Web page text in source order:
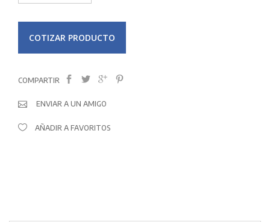
COTIZAR PRODUCTO
COMPARTIR
ENVIAR A UN AMIGO
AÑADIR A FAVORITOS